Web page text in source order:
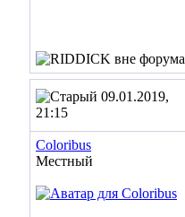
09.01.2019,
21:15
Coloribus
Местный